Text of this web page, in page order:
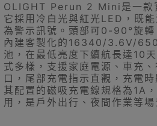
OLIGHT Perun 2 Mini是一款
它採用冷白光與紅光LED，既
為警示訊號。頭部可0-90°旋轉
內建客製化的16340/3.6V/
池，在最低亮度下續航長達10
式多樣，支援家庭電源、車充
口，尾部充電指示直觀，充電
其配置的磁吸充電線規格為1A
用，是戶外出行、夜間作業等